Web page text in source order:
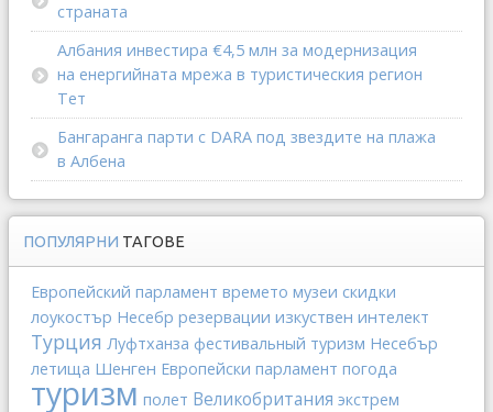
страната
Албания инвестира €4,5 млн за модернизация
на енергийната мрежа в туристическия регион
Тет
Бангаранга парти с DARA под звездите на плажа
в Албена
ПОПУЛЯРНИ ТАГОВЕ
Европейский парламент времето музеи скидки
лоукостър Несебр резервации изкуствен интелект
Турция Луфтханза фестивальный туризм Несебър
летища Шенген Европейски парламент погода
туризм полет Великобритания экстрем